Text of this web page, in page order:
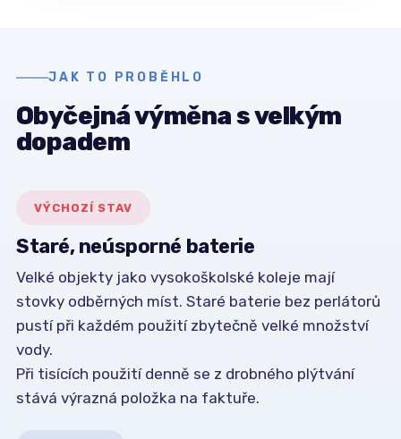
JAK TO PROBĚHLO
Obyčejná výměna s velkým
dopadem
VÝCHOZÍ STAV
Staré, neúsporné baterie
Velké objekty jako vysokoškolské koleje mají
stovky odběrných míst. Staré baterie bez perlátorů
pustí při každém použití zbytečně velké množství
vody.
Při tisících použití denně se z drobného plýtvání
stává výrazná položka na faktuře.